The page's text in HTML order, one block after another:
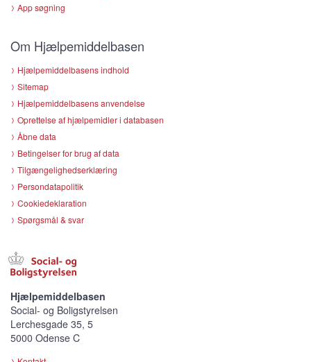
App søgning
Om Hjælpemiddelbasen
Hjælpemiddelbasens indhold
Sitemap
Hjælpemiddelbasens anvendelse
Oprettelse af hjælpemidler i databasen
Åbne data
Betingelser for brug af data
Tilgængelighedserklæring
Persondatapolitik
Cookiedeklaration
Spørgsmål & svar
Hjælpemiddelbasen
Social- og Boligstyrelsen
Lerchesgade 35, 5
5000 Odense C